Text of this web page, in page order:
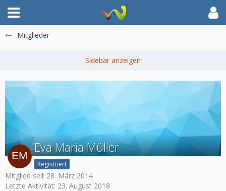
Mitglieder
Eva Maria Müller
Registriert
Mitglied seit 28. März 2014
Letzte Aktivität: 23. August 2018